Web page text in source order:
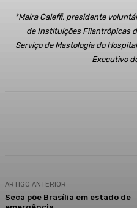
*Maira Caleffi, presidente
de Instituições Filantrópicas
Serviço de Mastologia do
Executivo
ARTIGO ANTERIOR
Seca põe Brasília em estado de